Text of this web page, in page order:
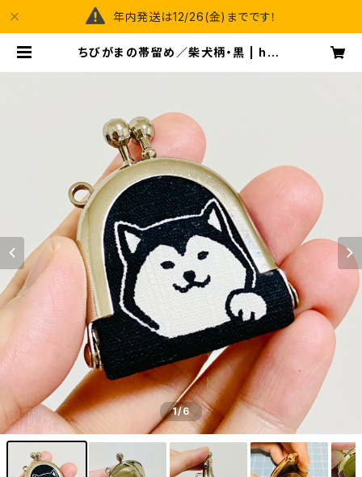
年内発送は12/26(金)までです！
ちびがまの帯留め／柴犬柄・黒 | hap
1/6